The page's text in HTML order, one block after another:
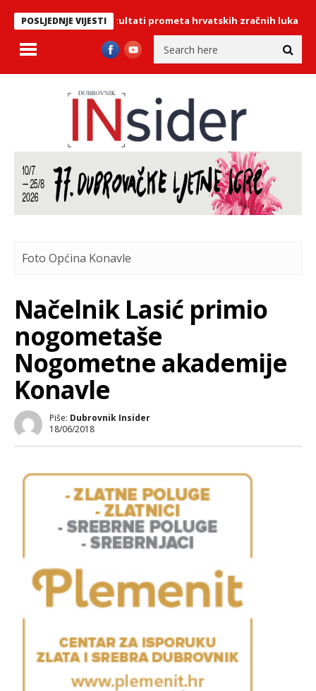
POSLJEDNJE VIJESTI
Objavljeni rezultati prometa hrvatskih zračnih luka
Foto Općina Konavle
Načelnik Lasić primio
nogometaše
Nogometne akademije
Konavle
Piše: Dubrovnik Insider
18/06/2018